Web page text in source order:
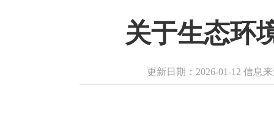
关于生态环
更新日期：2026-01-12 信息